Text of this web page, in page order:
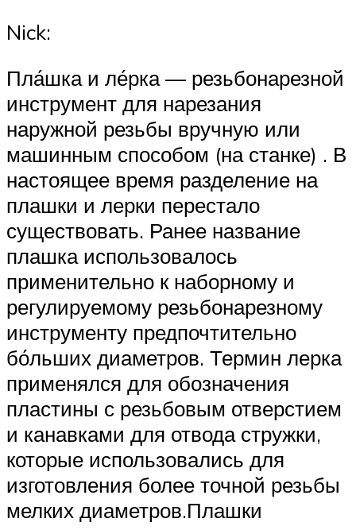
Nick:
Пла́шка и ле́рка — резьбонарезной
инструмент для нарезания
наружной резьбы вручную или
машинным способом (на станке) . В
настоящее время разделение на
плашки и лерки перестало
существовать. Ранее название
плашка использовалось
применительно к наборному и
регулируемому резьбонарезному
инструменту предпочтительно
бо́льших диаметров. Термин лерка
применялся для обозначения
пластины с резьбовым отверстием
и канавками для отвода стружки,
которые использовались для
изготовления более точной резьбы
мелких диаметров.Плашки